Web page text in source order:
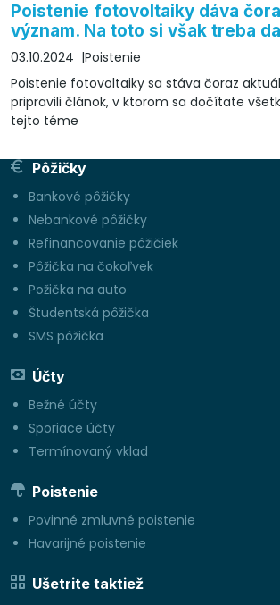
Poistenie fotovoltaiky dáva
význam. Na toto si však treba
03.10.2024
Poistenie
Poistenie fotovoltaiky sa stáva čoraz
pripravili článok, v ktorom sa dočítate
tejto téme
Pôžičky
Bankové pôžičky
Nebankové pôžičky
Refinancovanie pôžičiek
Pôžička na čokoľvek
Požička na auto
Študentská pôžička
SMS pôžička
Účty
Bežné účty
Sporiace účty
Termínovaný vklad
Poistenie
Povinné zmluvné poistenie
Havarijné poistenie
Ušetrite taktiež